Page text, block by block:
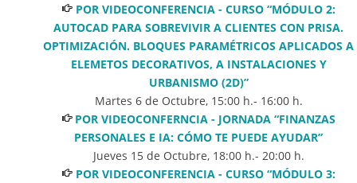
POR VIDEOCONFERENCIA - CURSO “MÓDULO 2:
AUTOCAD PARA SOBREVIVIR A CLIENTES CON PRISA.
OPTIMIZACIÓN. BLOQUES PARAMÉTRICOS APLICADOS A
ELEMETOS DECORATIVOS, A INSTALACIONES Y
URBANISMO (2D)”
Martes 6 de Octubre, 15:00h.- 16:00h.
POR VIDEOCONFERNCIA - JORNADA “FINANZAS
PERSONALES E IA: CÓMO TE PUEDE AYUDAR”
Jueves 15 de Octubre, 18:00h.- 20:00h.
POR VIDEOCONFERENCIA - CURSO “MÓDULO 3: